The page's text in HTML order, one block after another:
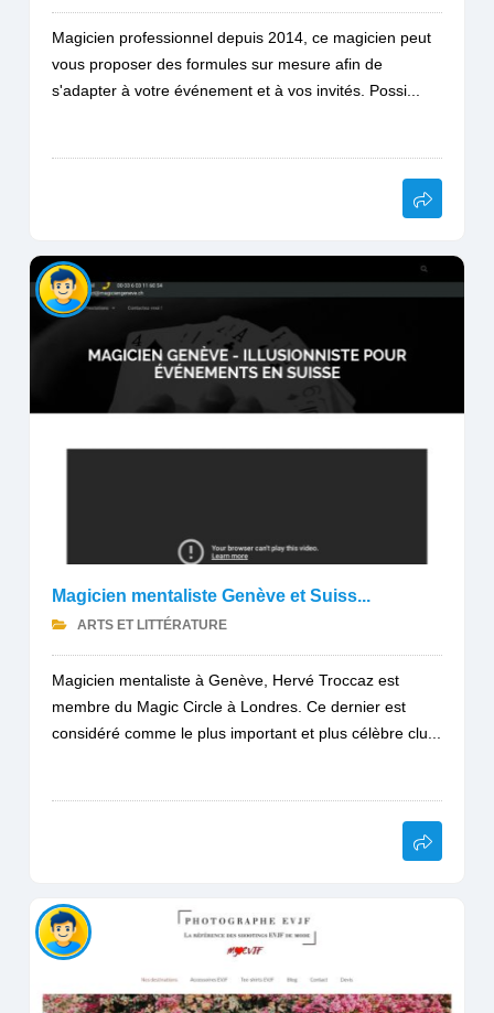
Magicien professionnel depuis 2014, ce magicien peut
vous proposer des formules sur mesure afin de
s'adapter à votre événement et à vos invités. Possi...
Magicien mentaliste Genève et Suiss...
ARTS ET LITTÉRATURE
Magicien mentaliste à Genève, Hervé Troccaz est
membre du Magic Circle à Londres. Ce dernier est
considéré comme le plus important et plus célèbre clu...